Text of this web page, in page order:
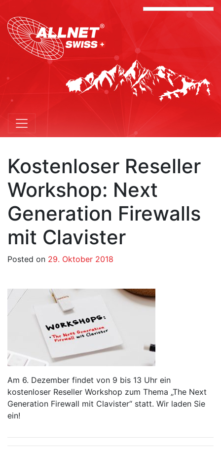
Kostenloser Reseller
Workshop: Next
Generation Firewalls
mit Clavister
Posted on 29. Oktober 2018
Am 6. Dezember findet von 9 bis 13 Uhr ein
kostenloser Reseller Workshop zum Thema „The Next
Generation Firewall mit Clavister“ statt. Wir laden Sie
ein!